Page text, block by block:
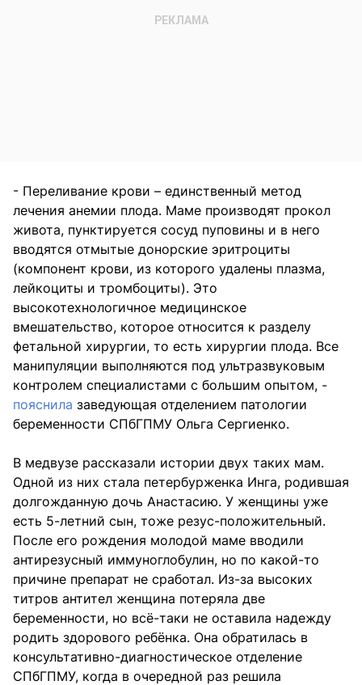
- Переливание крови – единственный метод
лечения анемии плода. Маме производят прокол
живота, пунктируется сосуд пуповины и в него
вводятся отмытые донорские эритроциты
(компонент крови, из которого удалены плазма,
лейкоциты и тромбоциты). Это
высокотехнологичное медицинское
вмешательство, которое относится к разделу
фетальной хирургии, то есть хирургии плода. Все
манипуляции выполняются под ультразвуковым
контролем специалистами с большим опытом, -
пояснила заведующая отделением патологии
беременности СПбГПМУ Ольга Сергиенко.
В медвузе рассказали истории двух таких мам.
Одной из них стала петербурженка Инга, родившая
долгожданную дочь Анастасию. У женщины уже
есть 5-летний сын, тоже резус-положительный.
После его рождения молодой маме вводили
антирезусный иммуноглобулин, но по какой-то
причине препарат не сработал. Из-за высоких
титров антител женщина потеряла две
беременности, но всё-таки не оставила надежду
родить здорового ребёнка. Она обратилась в
консультативно-диагностическое отделение
СПбГПМУ, когда в очередной раз решила